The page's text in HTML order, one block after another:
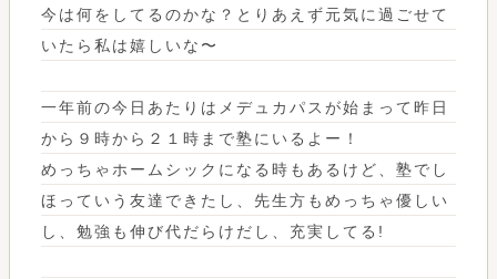
今は何をしてるのかな？とりあえず元気に過ごせて
いたら私は嬉しいな〜
一年前の今日あたりはメデュカパスが始まって昨日
から９時から２１時まで塾にいるよー！
めっちゃホームシックになる時もあるけど、塾でし
ほっていう友達できたし、先生方もめっちゃ優しい
し、勉強も伸び代だらけだし、充実してる!